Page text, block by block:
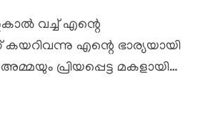
വച്ച് എന്റെ
കയറിവന്നു എന്റെ ഭാര്യയായി
പ്രിയപ്പെട്ട മകളായി…